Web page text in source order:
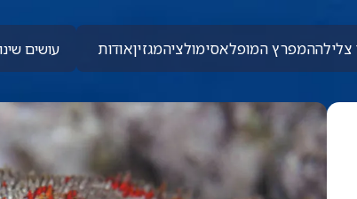
המפרץ המופלאסימולציהמגזיןאודות עושים